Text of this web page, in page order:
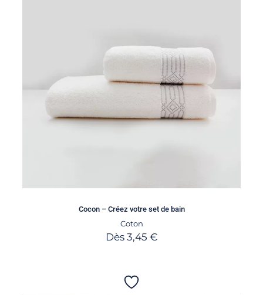
Cocon – Créez votre set de bain
Coton
Dès 3,45 €